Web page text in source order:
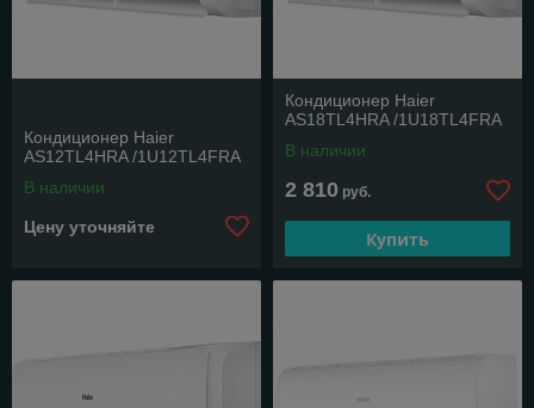
Кондиционер Haier
AS12TL4HRA /1U12TL4FRA
В наличии
Цену уточняйте
Кондиционер Haier
AS18TL4HRA /1U18TL4FRA
В наличии
2 810 руб.
Купить